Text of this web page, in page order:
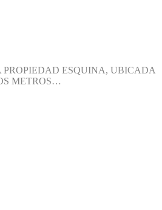
ESQUINA, UBICADA
METROS…